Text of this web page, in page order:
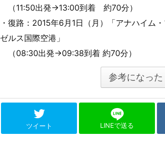
（11:50出発→13:00到着 約70分）
・復路：2015年6月1日（月）「アナハイム
ゼルス国際空港」
（08:30出発→09:38到着 約70分）
参考になった
ツイート LINEで送る